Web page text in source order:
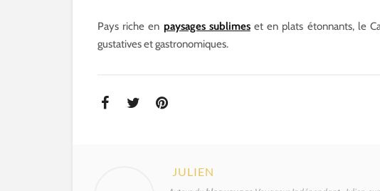
Pays riche en paysages sublimeset en plats étonnants, le
gustatives et gastronomiques.
JULIEN